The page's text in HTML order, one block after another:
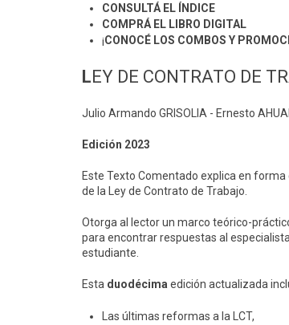
CONSULTÁ EL ÍNDICE
COMPRÁ EL LIBRO DIGITAL
¡CONOCÉ LOS COMBOS Y
LEY DE CONTRATO DE
Julio Armando GRISOLIA - Ernesto
Edición 2023
Este Texto Comentado explica en
de la Ley de Contrato de Trabajo.
Otorga al lector un marco teórico-
para encontrar respuestas al
estudiante.
Esta duodécima edición actualizada
Las últimas reformas a la LCT,